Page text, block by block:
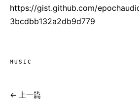
https://gist.github.com/
3bcdbb132a2db9d779
MUSIC
← 上一篇